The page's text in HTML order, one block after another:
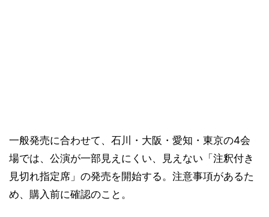
一般発売に合わせて、石川・大阪・愛知・東京の4会
場では、公演が一部見えにくい、見えない「注釈付き
見切れ指定席」の発売を開始する。注意事項があるた
め、購入前に確認のこと。